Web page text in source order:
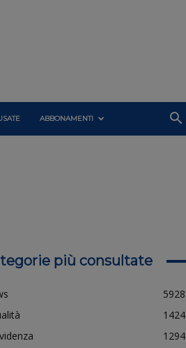
ABBONAMENTI
più consultate
5928
1424
1294